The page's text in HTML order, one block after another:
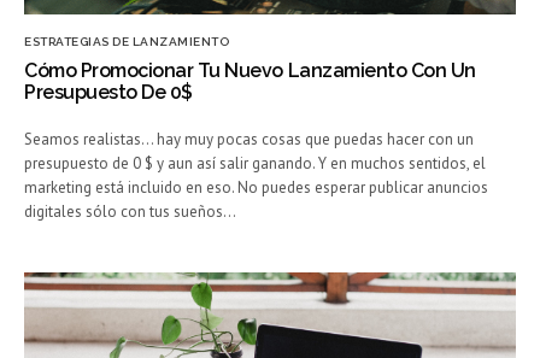
ESTRATEGIAS DE LANZAMIENTO
Cómo Promocionar Tu Nuevo Lanzamiento Con Un
Presupuesto De 0$
Seamos realistas… hay muy pocas cosas que puedas hacer con un
presupuesto de 0 $ y aun así salir ganando. Y en muchos sentidos, el
marketing está incluido en eso. No puedes esperar publicar anuncios
digitales sólo con tus sueños…